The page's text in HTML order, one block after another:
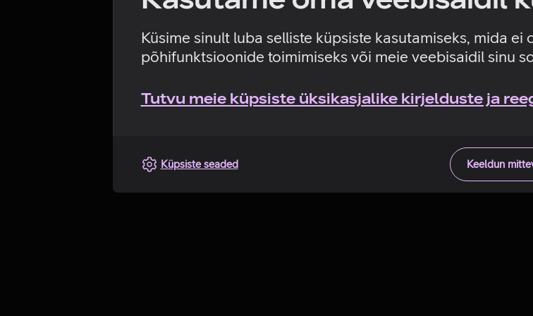
Küsime sinult luba selliste küpsiste kasutamiseks, mida
põhifunktsioonide toimimiseks või meie veebisaidil sinu
Tutvu meie küpsiste üksikasjalike kirjelduste ja
Keeldun
Küpsiste seaded